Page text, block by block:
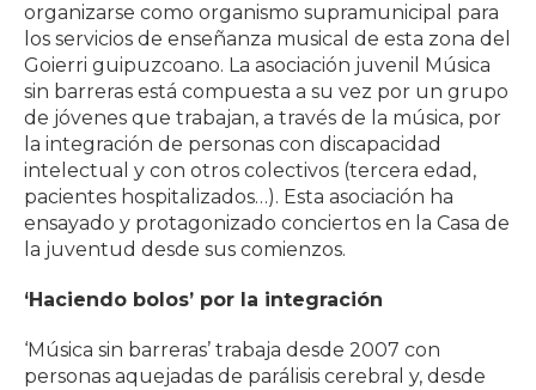
organizarse como organismo supramunicipal para
los servicios de enseñanza musical de esta zona del
Goierri guipuzcoano. La asociación juvenil Música
sin barreras está compuesta a su vez por un grupo
de jóvenes que trabajan, a través de la música, por
la integración de personas con discapacidad
intelectual y con otros colectivos (tercera edad,
pacientes hospitalizados…). Esta asociación ha
ensayado y protagonizado conciertos en la Casa de
la juventud desde sus comienzos.
‘Haciendo bolos’ por la integración
‘Música sin barreras’ trabaja desde 2007 con
personas aquejadas de parálisis cerebral y, desde